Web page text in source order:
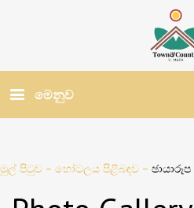
මෙනුව
මුල් පිටුව – හෝටලය පිළිබඳව – ඡායාරූප